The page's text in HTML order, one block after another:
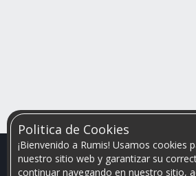
Politica de Cookies
¡Bienvenido a Rumis! Usamos cookies
nuestro sitio web y garantizar su
continuar navegando en nuestro sitio,